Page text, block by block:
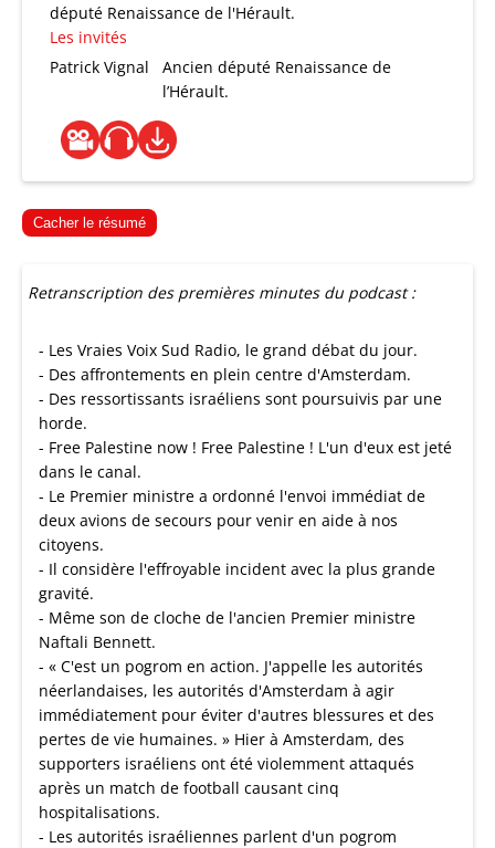
député Renaissance de l'Hérault.
Les invités
Patrick Vignal
Ancien député Renaissance de
l’Hérault.
Cacher le résumé
Retranscription des premières minutes du podcast :
- Les Vraies Voix Sud Radio, le grand débat du jour.
- Des affrontements en plein centre d'Amsterdam.
- Des ressortissants israéliens sont poursuivis par une
horde.
- Free Palestine now ! Free Palestine ! L'un d'eux est jeté
dans le canal.
- Le Premier ministre a ordonné l'envoi immédiat de
deux avions de secours pour venir en aide à nos
citoyens.
- Il considère l'effroyable incident avec la plus grande
gravité.
- Même son de cloche de l'ancien Premier ministre
Naftali Bennett.
- « C'est un pogrom en action. J'appelle les autorités
néerlandaises, les autorités d'Amsterdam à agir
immédiatement pour éviter d'autres blessures et des
pertes de vie humaines. » Hier à Amsterdam, des
supporters israéliens ont été violemment attaqués
après un match de football causant cinq
hospitalisations.
- Les autorités israéliennes parlent d'un pogrom